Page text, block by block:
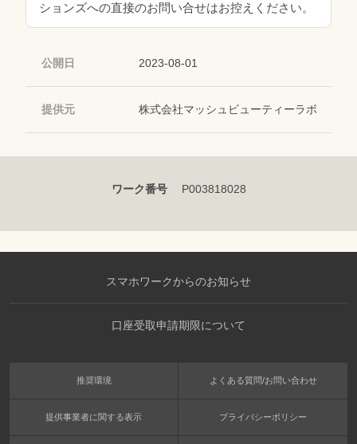
ションズへの直接のお問い合せはお控えください。
公開日 2023-08-01
提供元 株式会社マッシュビューティーラボ
ワーク番号 P003818028
スマホワークからのお知らせ
口座受取申請期限について
推奨環境 よくある質問/お問い合わせ
提供事業者に関する表示 プライバシーポリシー